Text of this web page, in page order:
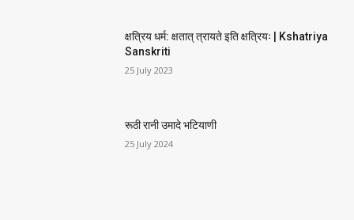
क्षत्रिय धर्म: क्षतात् त्रायते इति क्षत्रियः | Kshatriya
Sanskriti
25 July 2023
रूठी रानी उमादे भटियाणी
25 July 2024